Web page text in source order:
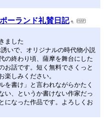
ポーランド礼賛日記
ました
いで、オリジナルの時代物小説
の終わり頃、薩摩を舞台にした
お話です。短く無料でさくっと
楽しみください。
を書け」と言われながらかたく
い、というか書けない作家だっ
になった作品です。よろしくお